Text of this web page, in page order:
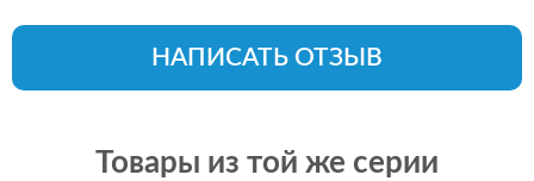
НАПИСАТЬ ОТЗЫВ
Товары из той же серии